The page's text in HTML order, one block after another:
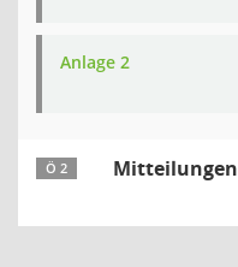
Anlage 2
Ö 2 Mitteilungen